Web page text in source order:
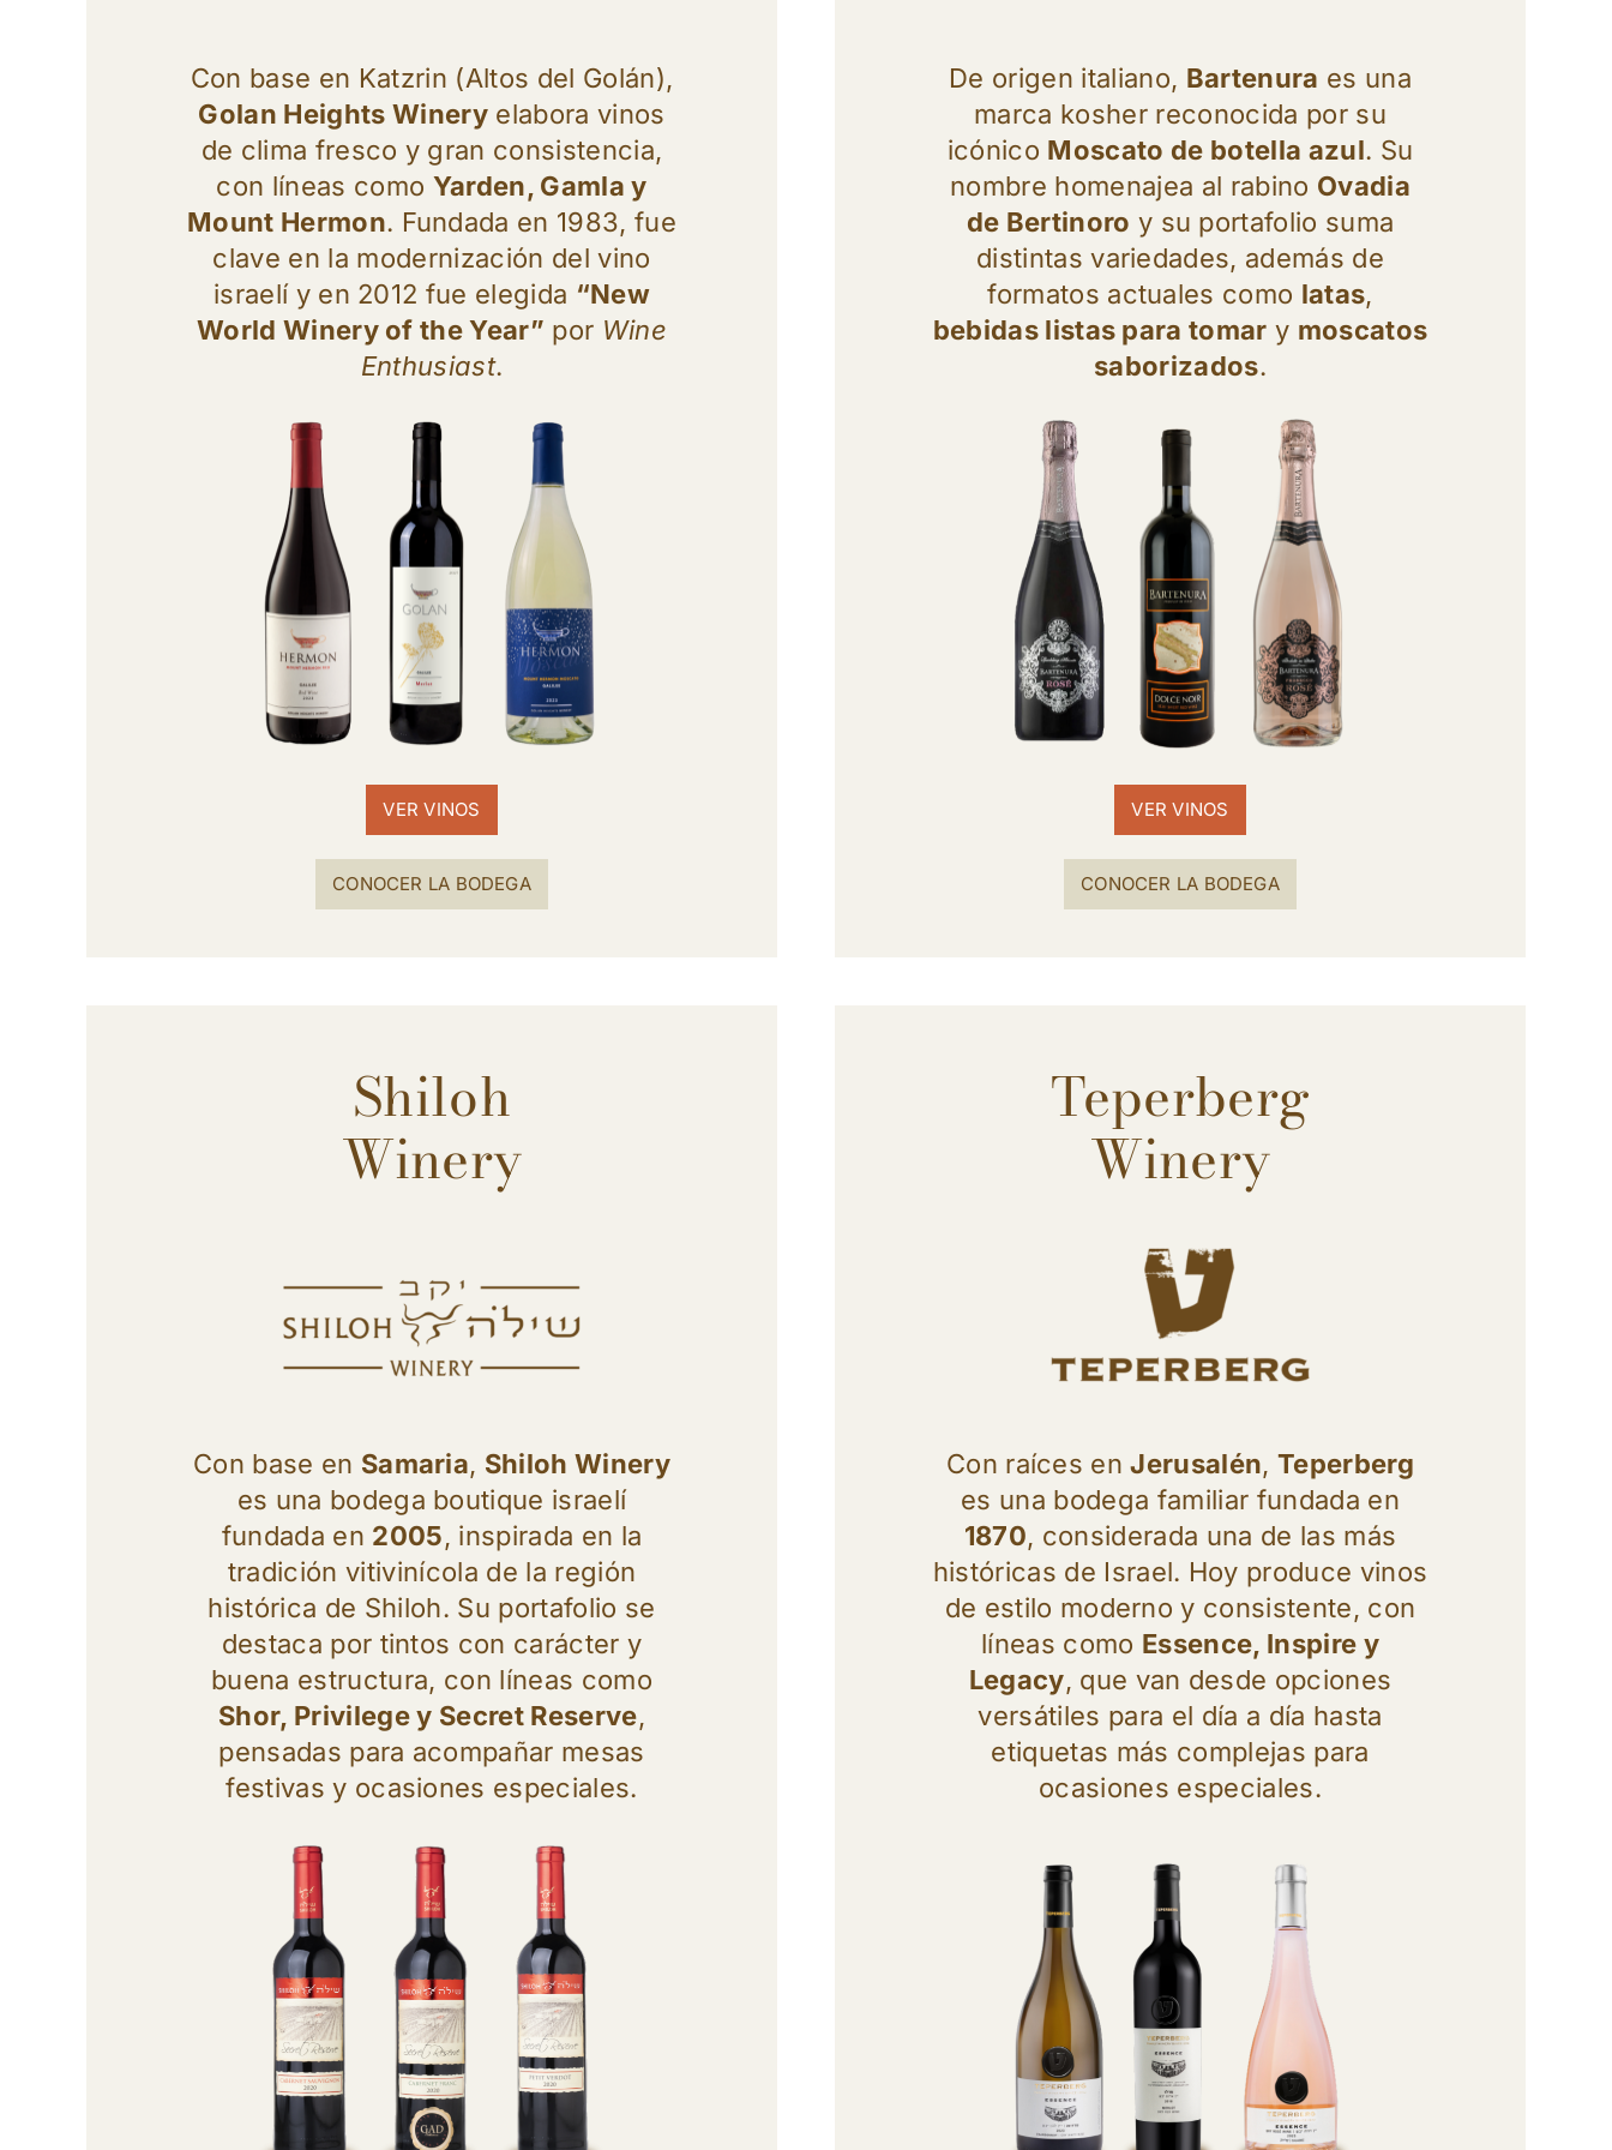
Con base en Katzrin (Altos del Golán),
Golan Heights Wineryelabora vinos
de clima fresco y gran consistencia,
con líneas como Yarden, Gamla y
Mount Hermon. Fundada en 1983, fue
clave en la modernización del vino
israelí y en 2012 fue elegida “New
World Winery of the Year” por Wine
Enthusiast.
VER VINOS
CONOCER LA BODEGA
De origen italiano, Bartenura es una
marca kosher reconocida por su
icónico Moscato de botella azul. Su
nombre homenajea al rabino Ovadia
de Bertinoro y su portafolio suma
distintas variedades, además de
formatos actuales como latas,
bebidas listas para tomar y moscatos
saborizados.
VER VINOS
CONOCER LA BODEGA
Shiloh
Winery
Con base en Samaria, Shiloh Winery
es una bodega boutique israelí
fundada en 2005, inspirada en la
tradición vitivinícola de la región
histórica de Shiloh. Su portafolio se
destaca por tintos con carácter y
buena estructura, con líneas como
Shor, Privilege y Secret Reserve,
pensadas para acompañar mesas
festivas y ocasiones especiales.
Teperberg
Winery
Con raíces enJerusalén,Teperberg
es una bodega familiar fundada en
1870, considerada una de las más
históricas de Israel. Hoy produce vinos
de estilo moderno y consistente, con
líneas como Essence, Inspire y
Legacy, que van desde opciones
versátiles para el día a día hasta
etiquetas más complejas para
ocasiones especiales.